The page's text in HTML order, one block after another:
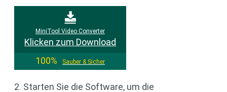
MiniTool Video Converter
Klicken zum Download
100%
Sauber & Sicher
2. Starten Sie die Software, um die